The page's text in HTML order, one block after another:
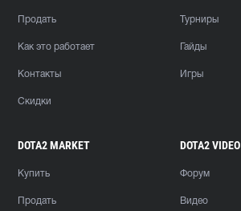
Продать
Как это работает
Контакты
Скидки
Турниры
Гайды
Игры
DOTA2 MARKET
Купить
Продать
DOTA2 VIDEO
Форум
Видео